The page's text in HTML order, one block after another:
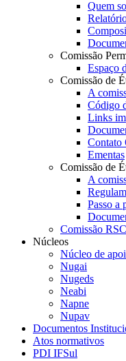
Quem
Comissão
Espaço
Comissão de
A
Código
Links
Contato
Ementas
Comissão de
A
Passo a
Comissão
Núcleos
Núcleo de
Nugai
Nugeds
Neabi
Napne
Nupav
Documentos
Atos normativos
PDI IFSul